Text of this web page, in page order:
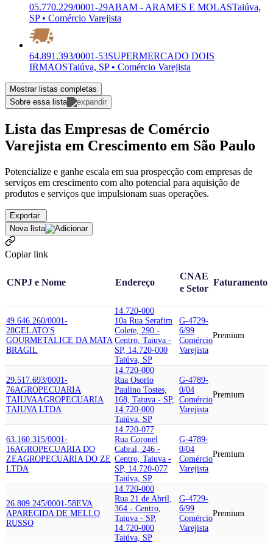
05.770.229/0001-29ABAM - ARAMES E MOLASTaiúva,
SP • Comércio Varejista
64.891.393/0001-53SUPERMERCADO DOIS
IRMAOSTaiúva, SP • Comércio Varejista
Mostrar listas completas
Sobre essa lista
Lista das Empresas de Comércio
Varejista em Crescimento em São Paulo
Potencialize e ganhe escala em sua prospecção com empresas de
serviços em crescimento com alto potencial para aquisição de
produtos e serviços que impulsionam suas operações.
Exportar
Nova lista
Copiar link
CNPJ e Nome Endereço
CNAE
e Setor
Faturamento
49.646.260/0001-
28GELATO'S
GOURMETALICE DA MATA
BRAGIL
14.720-000
10a Rua Serafim
Colete, 290 -
Centro, Taiuva -
SP, 14.720-000
Taiúva, SP
G-4729-
6/99
Comércio
Varejista
Premium
29.517.693/0001-
76AGROPECUARIA
TAIUVAAGROPECUARIA
TAIUVA LTDA
14.720-000
Rua Osorio
Paulino Tostes,
168, Taiuva - SP,
14.720-000
Taiúva, SP
G-4789-
0/04
Comércio
Varejista
Premium
63.160.315/0001-
16AGROPECUARIA DO
ZEAGROPECUARIA DO ZE
LTDA
14.720-077
Rua Coronel
Cabral, 246 -
Centro, Taiuva -
SP, 14.720-077
Taiúva, SP
G-4789-
0/04
Comércio
Varejista
Premium
26.809.245/0001-58EVA
APARECIDA DE MELLO
RUSSO
14.720-000
Rua 21 de Abril,
364 - Centro,
Taiuva - SP,
14.720-000
Taiúva, SP
G-4729-
6/99
Comércio
Varejista
Premium